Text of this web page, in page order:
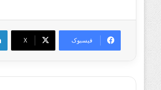
فیسبوک X